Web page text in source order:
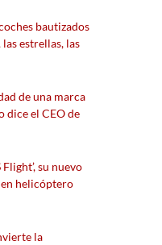
bautizados
estrellas, las
de una marca
dice el CEO de
Flight’, su nuevo
helicóptero
la